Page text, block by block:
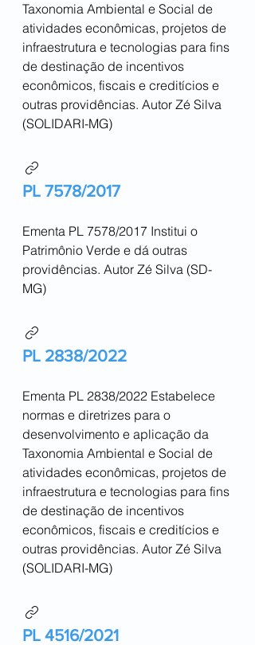
Taxonomia Ambiental e Social de
atividades econômicas, projetos de
infraestrutura e tecnologias para fins
de destinação de incentivos
econômicos, fiscais e creditícios e
outras providências. Autor Zé Silva
(SOLIDARI-MG)
PL 7578/2017
Ementa PL 7578/2017 Institui o
Patrimônio Verde e dá outras
providências. Autor Zé Silva (SD-
MG)
PL 2838/2022
Ementa PL 2838/2022 Estabelece
normas e diretrizes para o
desenvolvimento e aplicação da
Taxonomia Ambiental e Social de
atividades econômicas, projetos de
infraestrutura e tecnologias para fins
de destinação de incentivos
econômicos, fiscais e creditícios e
outras providências. Autor Zé Silva
(SOLIDARI-MG)
PL 4516/2021